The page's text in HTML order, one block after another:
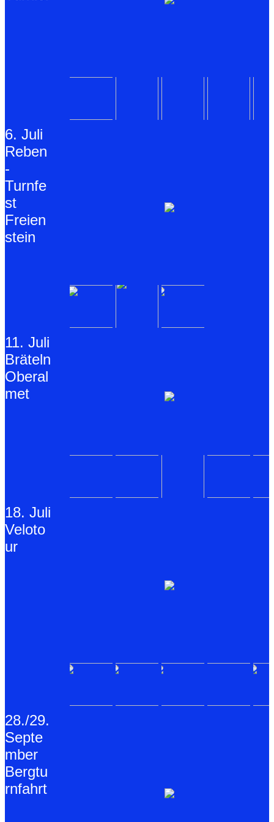
6. Juli
Reben
-
Turnfe
st
Freien
stein
11. Juli
Bräteln
Oberal
met
18. Juli
Veloto
ur
28./29.
Septe
mber
Bergtu
rnfahrt